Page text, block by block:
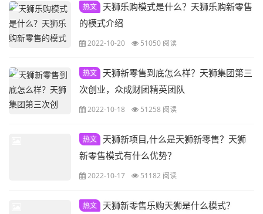
热文
天狮乐购模式是什么？天狮乐购新零售
的模式介绍
2022-10-20 51050 阅读
热文
天狮新零售到底怎么样？天狮集团第三
次创业，众成财团精英团队
2022-10-18 51258 阅读
热文
天狮新项目,什么是天狮新零售？天狮
新零售模式有什么优势？
2022-10-17 51182 阅读
热文 天狮新零售乐购天狮是什么模式？